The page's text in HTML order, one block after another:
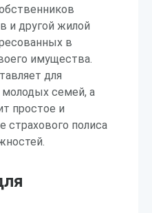
и другой жилой
в
имущества.
для
семей, а
простое и
страхового полиса